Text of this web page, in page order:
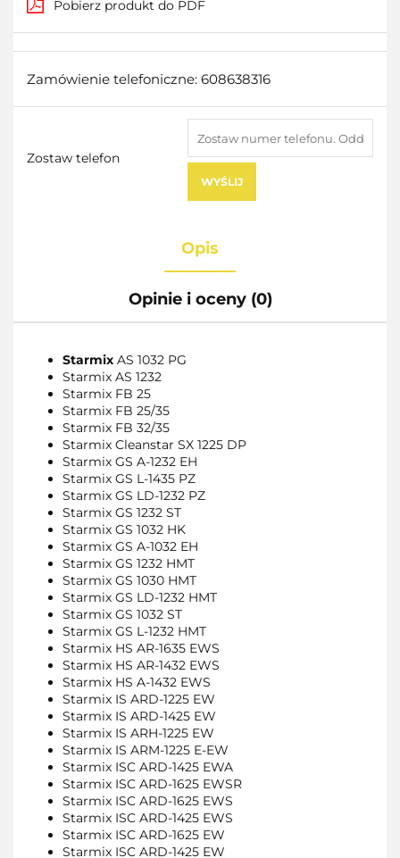
Pobierz produkt do PDF
Zamówienie telefoniczne: 608638316
Zostaw telefon
WYŚLIJ
Opis
Opinie i oceny (0)
Starmix AS 1032 PG
Starmix AS 1232
Starmix FB 25
Starmix FB 25/35
Starmix FB 32/35
Starmix Cleanstar SX 1225 DP
Starmix GS A-1232 EH
Starmix GS L-1435 PZ
Starmix GS LD-1232 PZ
Starmix GS 1232 ST
Starmix GS 1032 HK
Starmix GS A-1032 EH
Starmix GS 1232 HMT
Starmix GS 1030 HMT
Starmix GS LD-1232 HMT
Starmix GS 1032 ST
Starmix GS L-1232 HMT
Starmix HS AR-1635 EWS
Starmix HS AR-1432 EWS
Starmix HS A-1432 EWS
Starmix IS ARD-1225 EW
Starmix IS ARD-1425 EW
Starmix IS ARH-1225 EW
Starmix IS ARM-1225 E-EW
Starmix ISC ARD-1425 EWA
Starmix ISC ARD-1625 EWSR
Starmix ISC ARD-1625 EWS
Starmix ISC ARD-1425 EWS
Starmix ISC ARD-1625 EW
Starmix ISC ARD-1425 EW